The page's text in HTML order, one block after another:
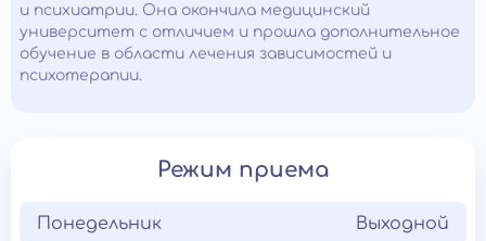
и психиатрии. Она окончила медицинский
университет с отличием и прошла дополнительное
обучение в области лечения зависимостей и
психотерапии.
Режим приема
Понедельник Выходной